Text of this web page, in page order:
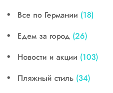
Все по Германии (18)
Едем за город (26)
Новости и акции (103)
Пляжный стиль (34)